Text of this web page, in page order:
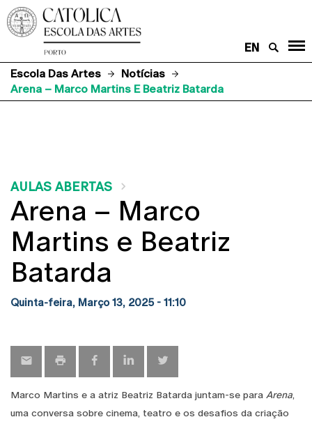
EN
Escola Das Artes
Notícias
Arena – Marco Martins E Beatriz Batarda
AULAS ABERTAS
Arena – Marco
Martins e Beatriz
Batarda
Quinta-feira, Março 13, 2025 - 11:10
Marco Martins e a atriz Beatriz Batarda juntam-se para Arena
uma conversa sobre cinema, teatro e os desafios da criação